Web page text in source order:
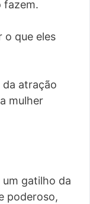
fazem.
o que eles
da atração
mulher
gatilho da
poderoso,